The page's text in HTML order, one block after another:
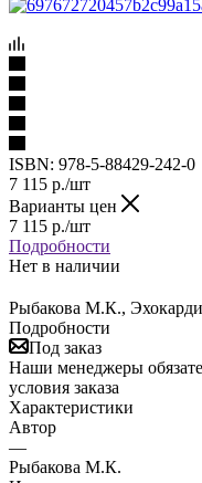
ISBN: 978-5-88429-242-0
7 115 р./шт
Варианты цен
7 115 р./шт
Подробности
Нет в наличии
Рыбакова М.К.,
Подробности
Под заказ
Наши менеджеры
условия заказа
Характеристики
Автор
—
Рыбакова М.К.